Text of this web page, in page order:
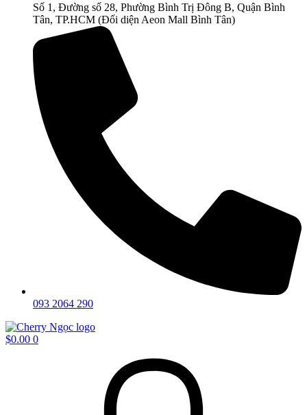
Số 1, Đường số 28, Phường Bình Trị Đông B, Quận Bình
Tân, TP.HCM (Đối diện Aeon Mall Bình Tân)
093 2064 290
$0.00 0